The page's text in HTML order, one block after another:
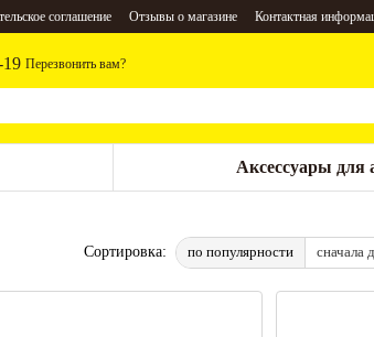
соглашение Отзывы о магазине Контактная
19 Перезвонить вам?
Аксессуары для
Сортировка: по популярности сначала